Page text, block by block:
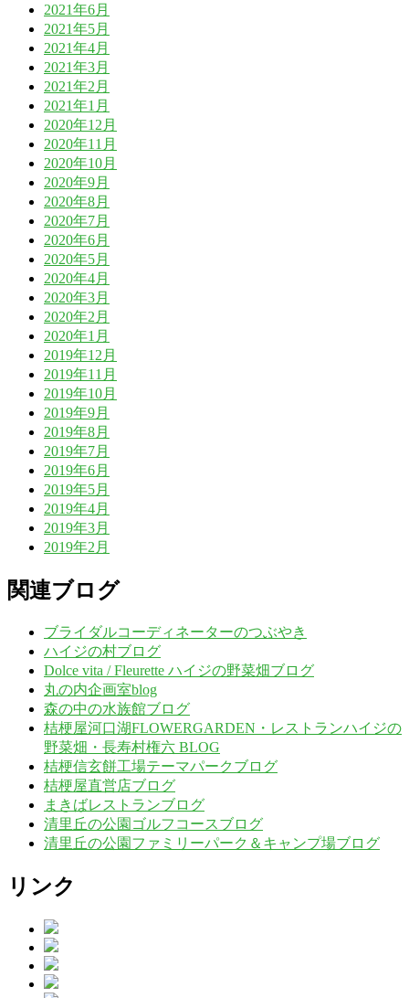
2021年6月
2021年5月
2021年4月
2021年3月
2021年2月
2021年1月
2020年12月
2020年11月
2020年10月
2020年9月
2020年8月
2020年7月
2020年6月
2020年5月
2020年4月
2020年3月
2020年2月
2020年1月
2019年12月
2019年11月
2019年10月
2019年9月
2019年8月
2019年7月
2019年6月
2019年5月
2019年4月
2019年3月
2019年2月
関連ブログ
ブライダルコーディネーターのつぶやき
ハイジの村ブログ
Dolce vita / Fleurette ハイジの野菜畑ブログ
丸の内企画室blog
森の中の水族館ブログ
桔梗屋河口湖FLOWERGARDEN・レストランハイジの
野菜畑・長寿村権六 BLOG
桔梗信玄餅工場テーマパークブログ
桔梗屋直営店ブログ
まきばレストランブログ
清里丘の公園ゴルフコースブログ
清里丘の公園ファミリーパーク＆キャンプ場ブログ
リンク